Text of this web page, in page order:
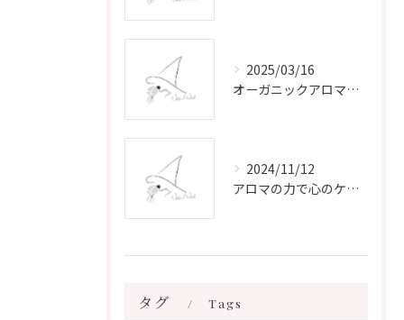
2025/03/16
オーガニックアロマで心と体を癒す
2024/11/12
アロマの力で心のケアをする方法
タグ Tags